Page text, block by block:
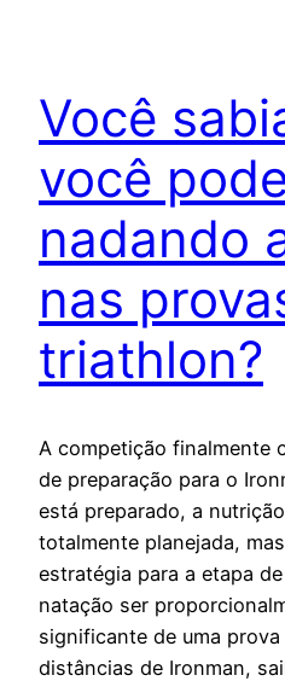
Você
você
nadando
nas
triathlon?
A competição finalmente
de preparação para o
está preparado, a
totalmente planejada,
estratégia para a etapa
natação ser
significante de uma
distâncias de Ironman,